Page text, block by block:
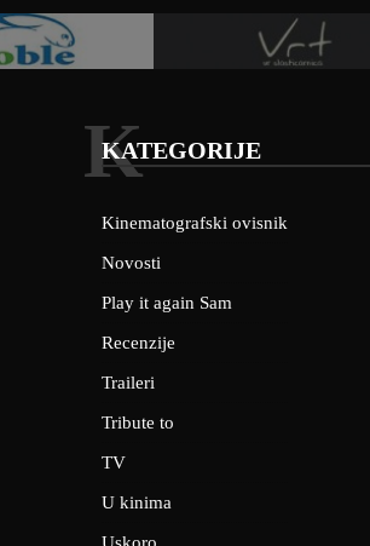
KATEGORIJE
K
Kinematografski ovisnik
Novosti
Play it again Sam
Recenzije
Traileri
Tribute to
TV
U kinima